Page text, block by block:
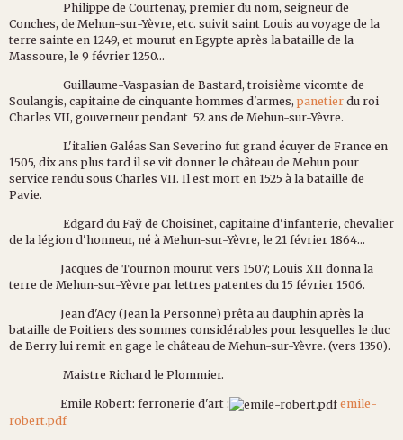
Philippe de Courtenay, premier du nom, seigneur de
Conches, de Mehun-sur-Yèvre, etc. suivit saint Louis au voyage de la
terre sainte en 1249, et mourut en Egypte après la bataille de la
Massoure, le 9 février 1250...
Guillaume-Vaspasian de Bastard, troisième vicomte de
Soulangis, capitaine de cinquante hommes d'armes, panetier du roi
Charles VII, gouverneur pendant 52 ans de Mehun-sur-Yèvre.
L'italien Galéas San Severino fut grand écuyer de France en
1505, dix ans plus tard il se vit donner le château de Mehun pour
service rendu sous Charles VII. Il est mort en 1525 à la bataille de
Pavie.
Edgard du Faÿ de Choisinet, capitaine d'infanterie, chevalier
de la légion d'honneur, né à Mehun-sur-Yèvre, le 21 février 1864...
Jacques de Tournon mourut vers 1507; Louis XII donna la
terre de Mehun-sur-Yèvre par lettres patentes du 15 février 1506.
Jean d'Acy (Jean la Personne) prêta au dauphin après la
bataille de Poitiers des sommes considérables pour lesquelles le duc
de Berry lui remit en gage le château de Mehun-sur-Yèvre. (vers 1350).
Maistre Richard le Plommier.
Emile Robert: ferronerie d'art :
emile-
robert.pdf